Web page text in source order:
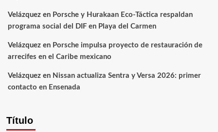
Velázquezen Porsche y Hurakaan Eco-Táctica respaldan
programa social del DIF en Playa del Carmen
Velázquezen Porsche impulsa proyecto de restauración de
arrecifes en el Caribe mexicano
Velázquezen Nissan actualiza Sentra y Versa 2026: primer
contacto en Ensenada
Título